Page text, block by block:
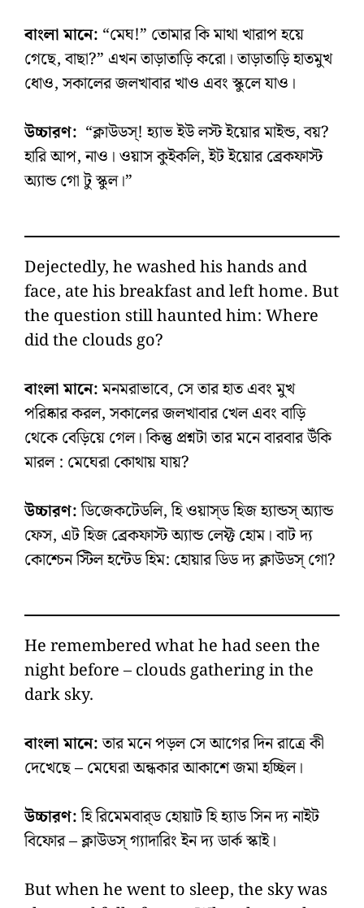
বাংলা মানে: “মেঘ!” তোমার কি মাথা খারাপ হয়ে
গেছে, বাছা?” এখন তাড়াতাড়ি করো। তাড়াতাড়ি হাতমুখ
ধোও, সকালের জলখাবার খাও এবং স্কুলে যাও।
উচ্চারণ: “ক্লাউডস্‌! হ্যাভ ইউ লস্ট ইয়োর মাইন্ড, বয়?
হারি আপ, নাও। ওয়াস কুইকলি, ইট ইয়োর ব্রেকফাস্ট
অ্যান্ড গো টু স্কুল।”
Dejectedly, he washed his hands and
face, ate his breakfast and left home. But
the question still haunted him: Where
did the clouds go?
বাংলা মানে:মনমরাভাবে, সে তার হাত এবং মুখ
পরিষ্কার করল, সকালের জলখাবার খেল এবং বাড়ি
থেকে বেড়িয়ে গেল। কিন্তু প্রশ্নটা তার মনে বারবার উঁকি
মারল : মেঘেরা কোথায় যায়?
উচ্চারণ:ডিজেকটেডলি, হি ওয়াস্‌ড হিজ হ্যান্ডস্‌ অ্যান্ড
ফেস, এট হিজ ব্রেকফাস্ট অ্যান্ড লেফ্ট হোম। বাট দ্য
কোশ্চেন স্টিল হন্টেড হিম: হোয়ার ডিড দ্য ক্লাউডস্‌ গো?
He remembered what he had seen the
night before – clouds gathering in the
dark sky.
বাংলা মানে:তার মনে পড়ল সে আগের দিন রাত্রে কী
দেখেছে – মেঘেরা অন্ধকার আকাশে জমা হচ্ছিল।
উচ্চারণ:হি রিমেমবার্‌ড হোয়াট হি হ্যাড সিন দ্য নাইট
বিফোর – ক্লাউডস্‌ গ্যাদারিং ইন দ্য ডার্ক স্কাই।
But when he went to sleep, the sky was